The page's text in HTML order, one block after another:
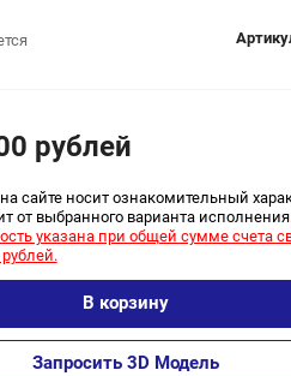
рублей
сайте носит ознакомительный
от выбранного варианта
указана при общей сумме счета
В корзину
Запросить 3D Модель